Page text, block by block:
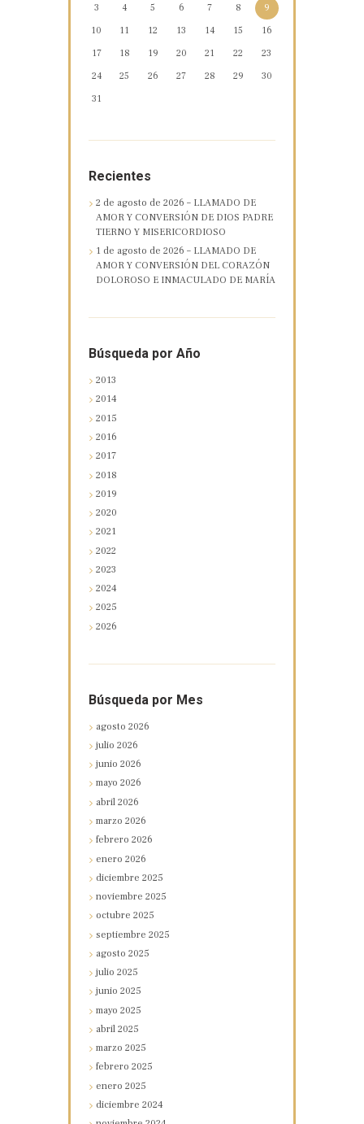
3
4 5 6 7 8
9
10
11 12 13 14 15
16
17
18 19 20 21 22
23
24
25 26 27 28 29
30
31
Recientes
2 de agosto de 2026 – LLAMADO DE
AMOR Y CONVERSIÓN DE DIOS PADRE
TIERNO Y MISERICORDIOSO
1 de agosto de 2026 – LLAMADO DE
AMOR Y CONVERSIÓN DEL CORAZÓN
DOLOROSO E INMACULADO DE MARÍA
Búsqueda por Año
2013
2014
2015
2016
2017
2018
2019
2020
2021
2022
2023
2024
2025
2026
Búsqueda por Mes
agosto2026
julio2026
junio2026
mayo2026
abril2026
marzo2026
febrero2026
enero2026
diciembre2025
noviembre2025
octubre2025
septiembre2025
agosto2025
julio2025
junio2025
mayo2025
abril2025
marzo2025
febrero2025
enero2025
diciembre2024